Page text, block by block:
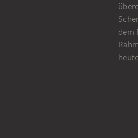
dem